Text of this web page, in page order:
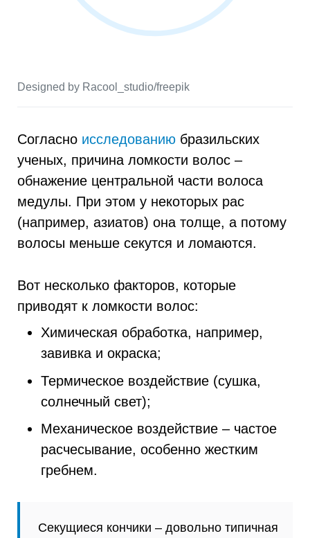
Designed by Racool_studio/freepik
Согласно исследованию бразильских
ученых, причина ломкости волос –
обнажение центральной части волоса
медулы. При этом у некоторых рас
(например, азиатов) она толще, а потому
волосы меньше секутся и ломаются.
Вот несколько факторов, которые
приводят к ломкости волос:
Химическая обработка, например,
завивка и окраска;
Термическое воздействие (сушка,
солнечный свет);
Механическое воздействие – частое
расчесывание, особенно жестким
гребнем.
Секущиеся кончики – довольно типичная